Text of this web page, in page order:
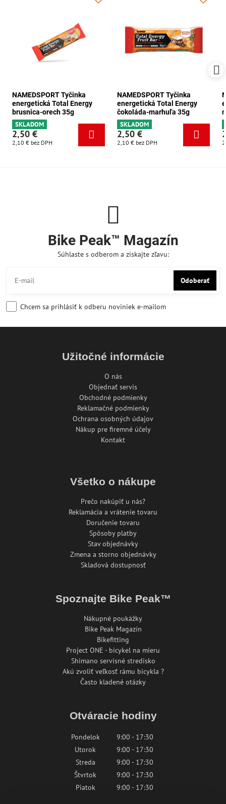
NAMEDSPORT Tyčinka
energetická Total Energy
brusnica-orech 35g
SKLADOM
2,50 €
2,10 € bez DPH
NAMEDSPORT Tyčinka
energetická Total Energy
čokoláda-marhuľa 35g
SKLADOM
2,50 €
2,10 € bez DPH
Bike Peak™ Magazín
Súhlaste s odberom a získajte zľavu:
Odoberať
Chcem sa prihlásiť k odberu noviniek e-mailom
Užitočné informácie
O nás
Objednať servis
Obchodné podmienky
Reklamačné podmienky
Ochrana osobných údajov
Nákup pre firemné účely
Kontakt
Všetko o nákupe
Prečo nakúpiť u nás?
Reklamácia a vrátenie tovaru
Doručenie tovaru
Spôsoby platby
Stav objednávky
Zmena a storno objednávky
Skladová dostupnosť
Spoznajte Bike Peak™
Nákupné poukážky
Bike Peak Magazín
Bikefitting
Project ONE - bicykel na mieru
Shimano servisné stredisko
Akú zvoliť veľkosť rámu bicykla ?
Často kladené otázky
Otváracie hodiny
Pondelok
9:00 - 17:30
Utorok
9:00 - 17:30
Streda
9:00 - 17:30
Štvrtok
9:00 - 17:30
Piatok
9:00 - 17:30